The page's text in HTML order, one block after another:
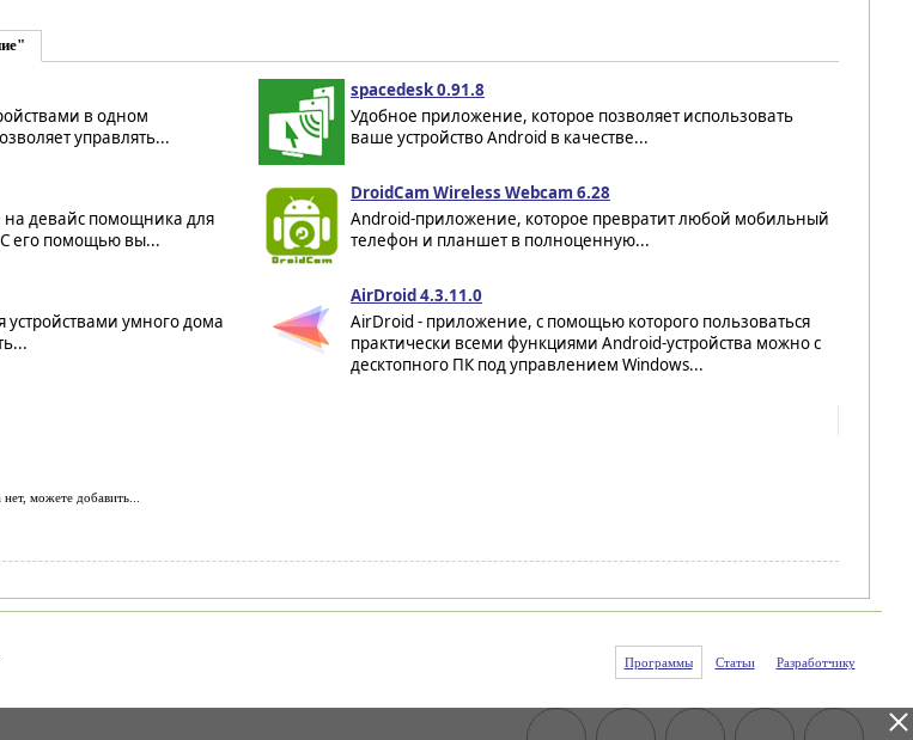
в одном
управлять...
spacedesk 0.91.8
Удобное приложение, которое позволяет использовать
ваше устройство Android в качестве...
на девайс помощника для
его помощью вы...
DroidCam Wireless Webcam 6.28
Android-приложение, которое превратит любой мобильный
телефон и планшет в полноценную...
умного дома
AirDroid 4.3.11.0
AirDroid - приложение, с помощью которого пользоваться
практически всеми функциями Android-устройства можно с
десктопного ПК под управлением Windows...
можете добавить...
Программы Статьи Разработчику